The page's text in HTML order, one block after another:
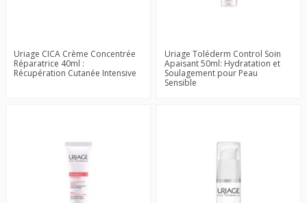
Uriage CICA Crème Concentrée
Réparatrice 40ml :
Récupération Cutanée Intensive
Uriage Toléderm Control Soin
Apaisant 50ml: Hydratation et
Soulagement pour Peau
Sensible